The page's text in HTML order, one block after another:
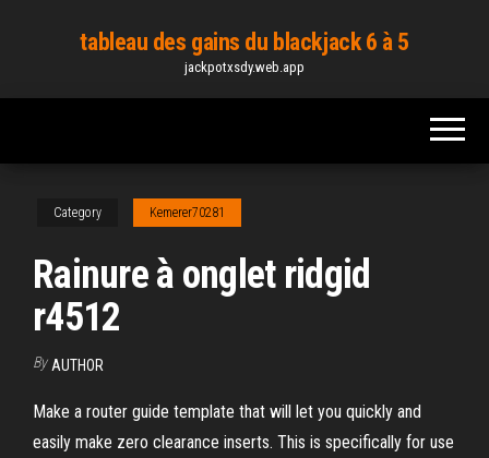
content
tableau des gains du blackjack 6 à 5
jackpotxsdy.web.app
Category Kemerer70281
Rainure à onglet ridgid
r4512
By AUTHOR
Make a router guide template that will let you quickly and
easily make zero clearance inserts. This is specifically for use